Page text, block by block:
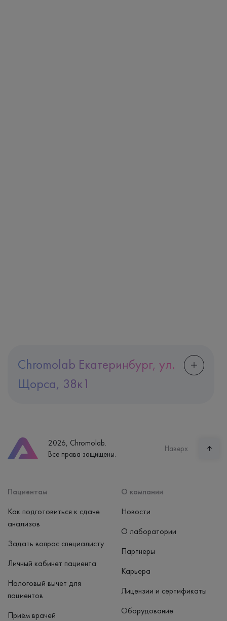
Chromolab Екатеринбург, ул.
Щорса, 38к1
Часы работы
пн-вс: 7:30-15:00
2026, Chromolab.
Все права защищены.
Наверх
Пациентам
Как подготовиться к сдаче
анализов
Задать вопрос специалисту
Личный кабинет пациента
Налоговый вычет для
пациентов
Приём врачей
О компании
Новости
О лаборатории
Партнеры
Карьера
Лицензии и сертификаты
Оборудование